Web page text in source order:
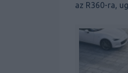
az R360-ra,